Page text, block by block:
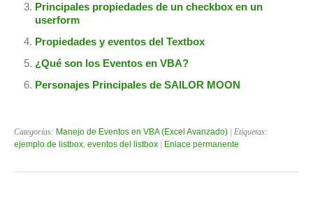
Principales propiedades de un checkbox en un
userform
Propiedades y eventos del Textbox
¿Qué son los Eventos en VBA?
Personajes Principales de SAILOR MOON
Categorías: Manejo de Eventos en VBA (Excel Avanzado) | Etiquetas:
ejemplo de listbox, eventos del listbox Enlace permanente